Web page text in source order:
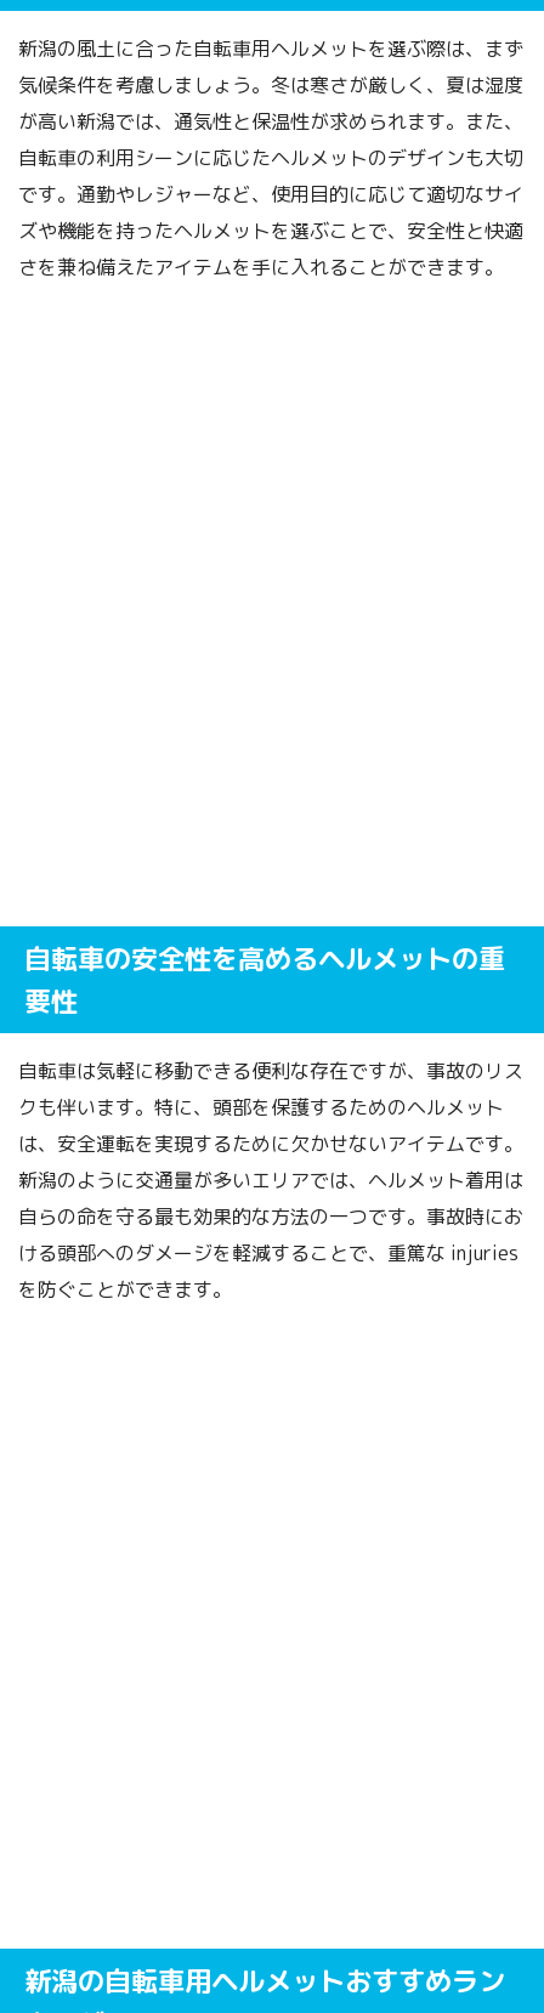
新潟の風土に合った自転車用ヘルメットを選ぶ際は、まず
気候条件を考慮しましょう。冬は寒さが厳しく、夏は湿度
が高い新潟では、通気性と保温性が求められます。また、
自転車の利用シーンに応じたヘルメットのデザインも大切
です。通勤やレジャーなど、使用目的に応じて適切なサイ
ズや機能を持ったヘルメットを選ぶことで、安全性と快適
さを兼ね備えたアイテムを手に入れることができます。
自転車の安全性を高めるヘルメットの重
要性
自転車は気軽に移動できる便利な存在ですが、事故のリス
クも伴います。特に、頭部を保護するためのヘルメット
は、安全運転を実現するために欠かせないアイテムです。
新潟のように交通量が多いエリアでは、ヘルメット着用は
自らの命を守る最も効果的な方法の一つです。事故時にお
ける頭部へのダメージを軽減することで、重篤な injuries
を防ぐことができます。
新潟の自転車用ヘルメットおすすめラン